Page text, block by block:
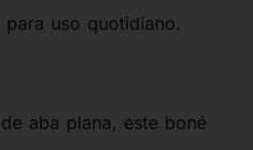
uso quotidiano.
aba plana, este boné